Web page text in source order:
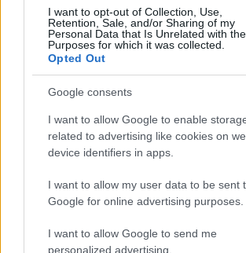
I want to opt-out of Collection, Use,
Retention, Sale, and/or Sharing of my
Personal Data that Is Unrelated with the
Purposes for which it was collected.
Opted Out
Google consents
I want to allow Google to enable
related to advertising like cookies on
device identifiers in apps.
I want to allow my user data to be sent
Google for online advertising purposes.
I want to allow Google to send me
personalized advertising.
που έζησε και πώς είδε τον
της: «Ήταν ό,τι πιο όμορφο
μου»
Πιο
Μητσοτάκης στην
για την ηλεκτρική
Κύπρου: «Ισχυρή ψήφος
Έφυγαν οι συνεργάτες,
Καρυστιανού - Η επόμενη
Canadair 515: Οι πρώτες